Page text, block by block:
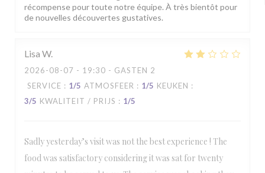
récompense pour toute notre équipe. À très bientôt pour
de nouvelles découvertes gustatives.
Lisa W
2026-08-07 - 19:30 - GASTEN 2
SERVICE : 1/5 ATMOSFEER : 1/5 KEUKEN :
3/5 KWALITEIT / PRIJS : 1/5
Sadly yesterday’s visit was not the best experience ! The
food was satisfactory considering it was sat for twenty